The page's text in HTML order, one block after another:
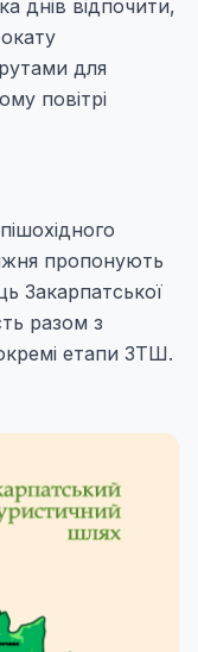
днів відпочити,
для
повітрі
пропонують
Закарпатської
разом з
етапи ЗТШ.